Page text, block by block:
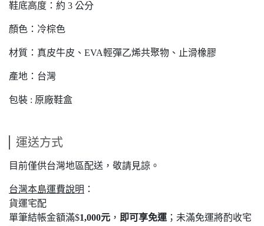
鞋底高度：約 3 公分
顏色：冷棕色
材質：真皮牛皮、EVA輕彈乙烯共聚物、止滑橡膠
產地：台灣
包裝 : 原廠鞋盒
運送方式
目前僅供台灣地區配送，敬請見諒。
台灣本島運費說明 ：
貨運宅配
單筆結帳金額滿$1,000元 ， 即可享免運 ；未滿免運將酌收宅